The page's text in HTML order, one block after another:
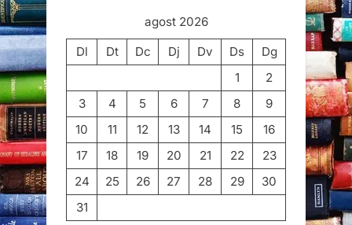
agost 2026
Dl
Dt Dc Dj Dv Ds
Dg
1
2
3
4 5 6 7 8
9
10
11 12 13 14 15
16
17
18 19 20 21 22
23
24
25 26 27 28 29
30
31